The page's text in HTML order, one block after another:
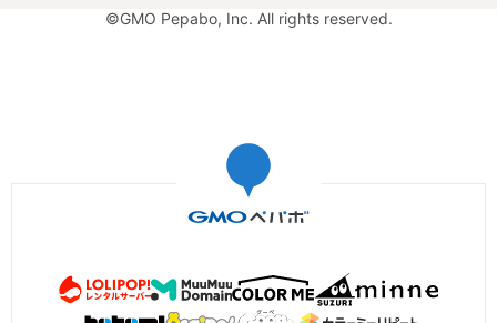
©GMO Pepabo, Inc. All rights reserved.